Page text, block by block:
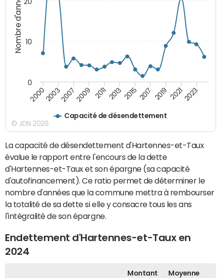
Nombre d'années
Capacité de désendettement
2000200320072009 2011 2013 2015 2017 2019 20212023
0
10
© JDN 2026
La capacité de désendettement d'Hartennes-et-Taux
évalue le rapport entre l'encours de la dette
d'Hartennes-et-Taux et son épargne (sa capacité
d'autofinancement). Ce ratio permet de déterminer le
nombre d'années que la commune mettra à rembourser
la totalité de sa dette si elle y consacre tous les ans
l'intégralité de son épargne.
Endettement d'Hartennes-et-Taux en
2024
Montant
Moyenne